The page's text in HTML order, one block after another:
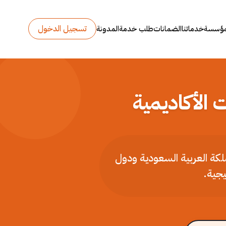
خدماتناالضماناتطلب خدمةالمدونة تسجيل الدخول
العربية السعودية ودول